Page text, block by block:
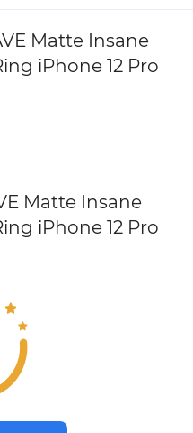
Matte Insane
iPhone 12 Pro
Matte Insane
iPhone 12 Pro